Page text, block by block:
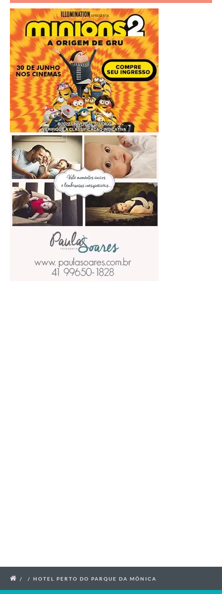
/ / HOTEL PERTO DO PARQUE DA MÔNICA